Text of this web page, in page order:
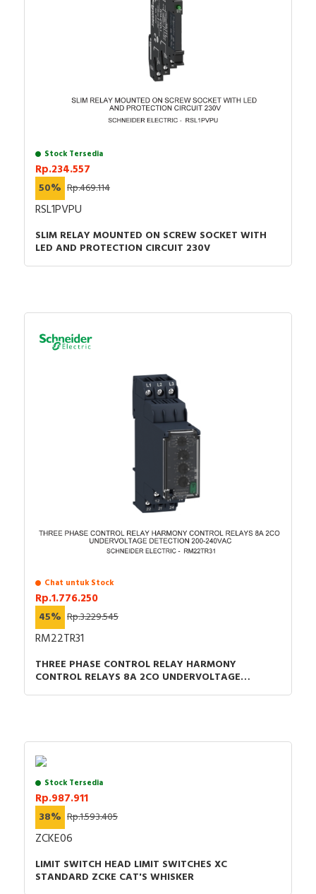
Stock Tersedia
Rp.234.557
50% Rp.469.114
RSL1PVPU
SLIM RELAY MOUNTED ON SCREW SOCKET WITH
LED AND PROTECTION CIRCUIT 230V
Chat untuk Stock
Rp.1.776.250
45% Rp.3.229.545
RM22TR31
THREE PHASE CONTROL RELAY HARMONY
CONTROL RELAYS 8A 2CO UNDERVOLTAGE
Stock Tersedia
Rp.987.911
38% Rp.1.593.405
ZCKE06
LIMIT SWITCH HEAD LIMIT SWITCHES XC
STANDARD ZCKE CAT'S WHISKER